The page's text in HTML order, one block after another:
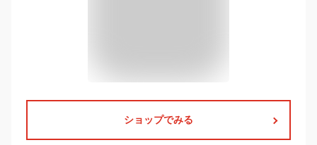
ショップでみる